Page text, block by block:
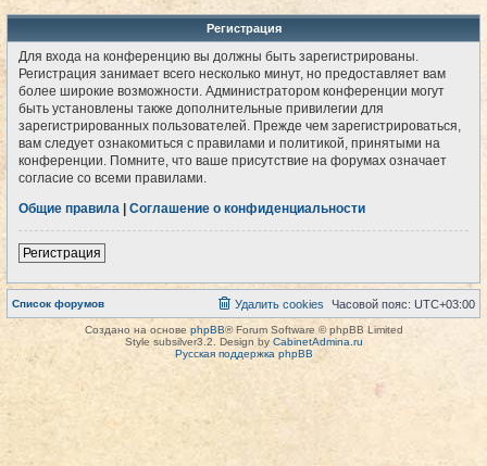
Регистрация
Для входа на конференцию вы должны быть зарегистрированы.
Регистрация занимает всего несколько минут, но предоставляет вам
более широкие возможности. Администратором конференции могут
быть установлены также дополнительные привилегии для
зарегистрированных пользователей. Прежде чем зарегистрироваться,
вам следует ознакомиться с правилами и политикой, принятыми на
конференции. Помните, что ваше присутствие на форумах означает
согласие со всеми правилами.
Общие правила
Соглашение о конфиденциальности
Регистрация
Список форумов Часовой пояс: UTC+03:00
Удалить cookies
Создано на основе phpBB® Forum Software © phpBB Limited
Style subsilver3.2. Design by CabinetAdmina.ru
Русская поддержка phpBB